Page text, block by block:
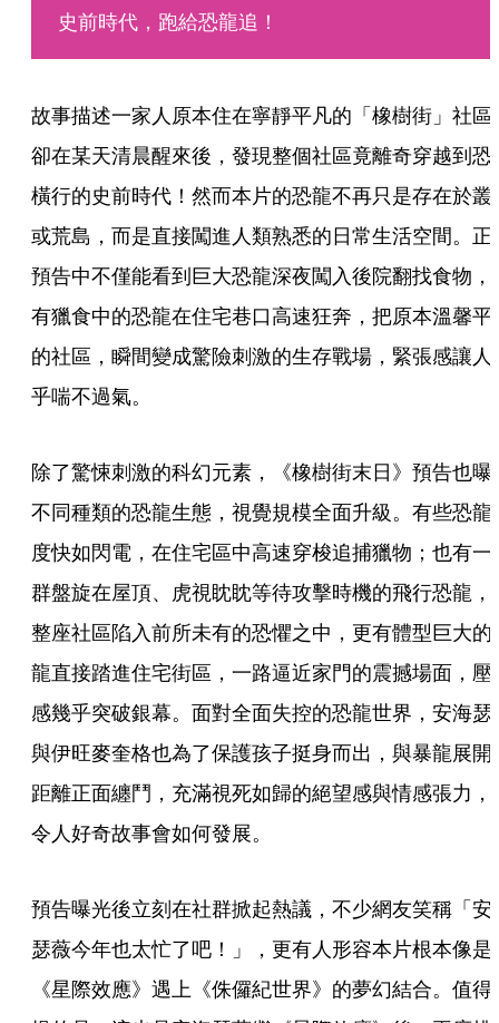
史前時代，跑給恐龍追！
故事描述一家人原本住在寧靜平凡的「橡樹街」社區
卻在某天清晨醒來後，發現整個社區竟離奇穿越到恐
橫行的史前時代！然而本片的恐龍不再只是存在於叢
或荒島，而是直接闖進人類熟悉的日常生活空間。正
預告中不僅能看到巨大恐龍深夜闖入後院翻找食物，
有獵食中的恐龍在住宅巷口高速狂奔，把原本溫馨平
的社區，瞬間變成驚險刺激的生存戰場，緊張感讓人
乎喘不過氣。
除了驚悚刺激的科幻元素，《橡樹街末日》預告也曝
不同種類的恐龍生態，視覺規模全面升級。有些恐龍
度快如閃電，在住宅區中高速穿梭追捕獵物；也有一
群盤旋在屋頂、虎視眈眈等待攻擊時機的飛行恐龍，
整座社區陷入前所未有的恐懼之中，更有體型巨大的
龍直接踏進住宅街區，一路逼近家門的震撼場面，壓
感幾乎突破銀幕。面對全面失控的恐龍世界，安海瑟
與伊旺麥奎格也為了保護孩子挺身而出，與暴龍展開
距離正面纏鬥，充滿視死如歸的絕望感與情感張力，
令人好奇故事會如何發展。
預告曝光後立刻在社群掀起熱議，不少網友笑稱「安
瑟薇今年也太忙了吧！」，更有人形容本片根本像是
《星際效應》遇上《侏儸紀世界》的夢幻結合。值得